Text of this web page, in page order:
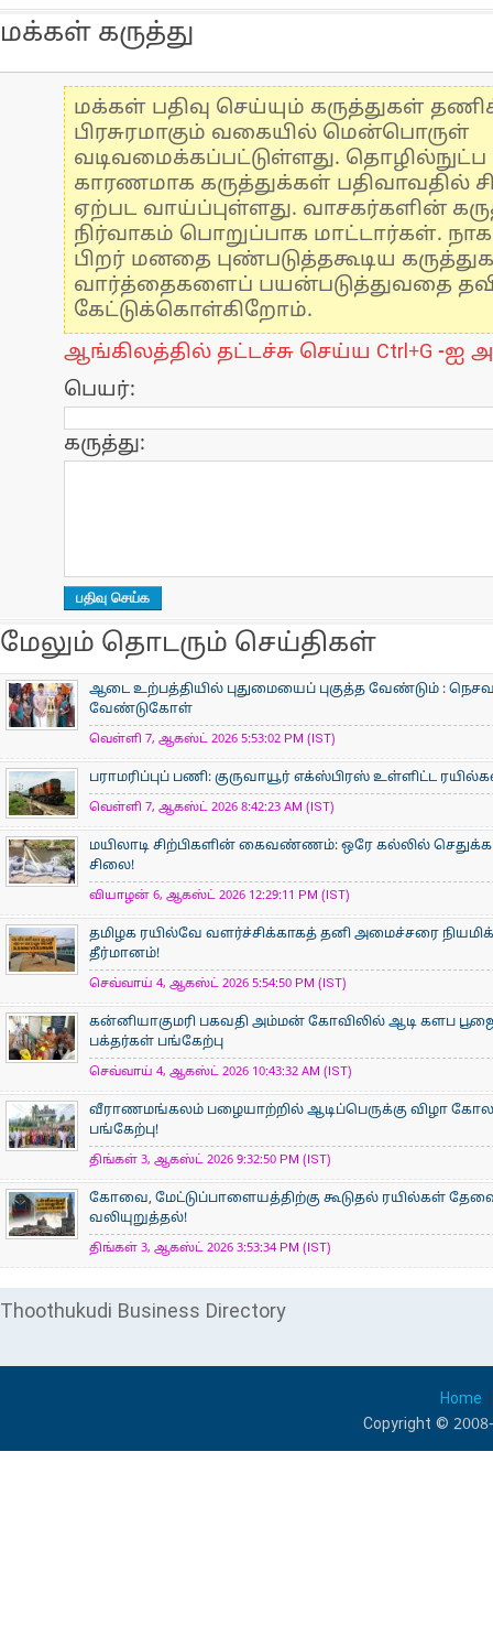
மக்கள் கருத்து
மக்கள் பதிவு செய்யும் கருத்துகள்
பிரசுரமாகும் வகையில் மென்பொருள்
வடிவமைக்கப்பட்டுள்ளது.
காரணமாக கருத்துக்கள் பதிவாவதில்
ஏற்பட வாய்ப்புள்ளது. வாசகர்களின்
நிர்வாகம் பொறுப்பாக மாட்டார்கள்.
பிறர் மனதை புண்படுத்தகூடிய
வார்த்தைகளைப் பயன்படுத்துவதை
கேட்டுக்கொள்கிறோம்.
ஆங்கிலத்தில் தட்டச்சு செய்ய Ctrl+G -ஐ
பெயர்:
கருத்து:
மேலும் தொடரும் செய்திகள்
ஆடை உற்பத்தியில் புதுமையைப் புகுத்த வேண்டும் :
வேண்டுகோள்
வெள்ளி 7, ஆகஸ்ட் 2026 5:53:02 PM (IST)
பராமரிப்புப் பணி: குருவாயூர் எக்ஸ்பிரஸ் உள்ளிட்ட
வெள்ளி 7, ஆகஸ்ட் 2026 8:42:23 AM (IST)
மயிலாடி சிற்பிகளின் கைவண்ணம்: ஒரே கல்லில்
சிலை!
வியாழன் 6, ஆகஸ்ட் 2026 12:29:11 PM (IST)
தமிழக ரயில்வே வளர்ச்சிக்காகத் தனி அமைச்சரை
தீர்மானம்!
செவ்வாய் 4, ஆகஸ்ட் 2026 5:54:50 PM (IST)
கன்னியாகுமரி பகவதி அம்மன் கோவிலில் ஆடி களப
பக்தர்கள் பங்கேற்பு
செவ்வாய் 4, ஆகஸ்ட் 2026 10:43:32 AM (IST)
வீராணமங்கலம் பழையாற்றில் ஆடிப்பெருக்கு விழா
பங்கேற்பு!
திங்கள் 3, ஆகஸ்ட் 2026 9:32:50 PM (IST)
கோவை, மேட்டுப்பாளையத்திற்கு கூடுதல் ரயில்கள்
வலியுறுத்தல்!
திங்கள் 3, ஆகஸ்ட் 2026 3:53:34 PM (IST)
Thoothukudi Business Directory
Home
Copyright ©